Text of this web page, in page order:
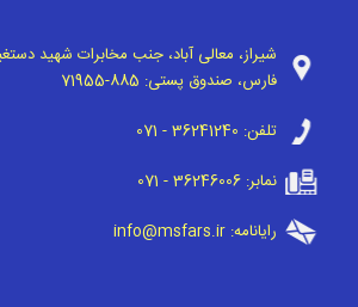
شیراز، معالی آباد، جنب مخابرات شهید
فارس، صندوق پستی: 71955-885
تلفن: 071 - 36241240
نمابر: 071 - 36246006
رایانامه: info@msfars.ir